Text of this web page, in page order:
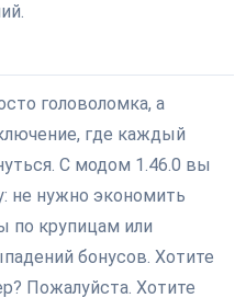
головоломка, а
где каждый
С модом 1.46.0 вы
не нужно экономить
по крупицам или
бонусов. Хотите
Пожалуйста. Хотите